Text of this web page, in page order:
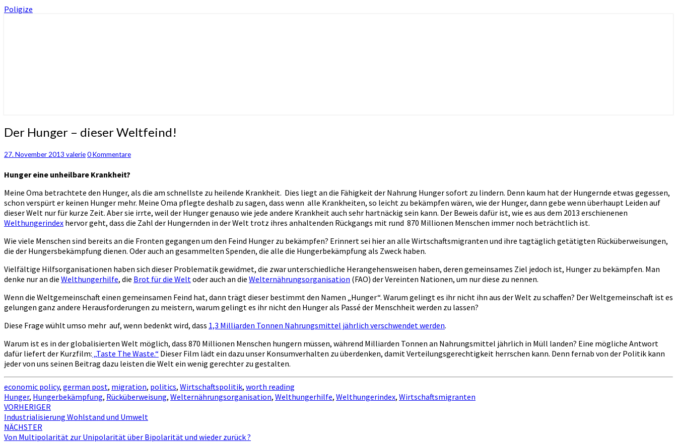
Poligize
Der
Hunger
dieser
Der Hunger – dieser Weltfeind!
27. November 2013 valerieKommentare
0 Kommentare
Hunger eine unheilbare Krankheit?
Meine Oma betrachtete den Hunger, als die am schnellste zu heilende Krankheit. Dies liegt an die Fähigkeit der Nahrung Hunger sofort zu lindern. Denn kaum hat der Hungernde etwas gegessen,
schon verspürt er keinen Hunger mehr. Meine Oma pflegte deshalb zu sagen, dass wenn alle Krankheiten, so leicht zu bekämpfen wären, wie der Hunger, dann gebe wenn überhaupt Leiden auf
dieser Welt nur für kurze Zeit. Aber sie irrte, weil der Hunger genauso wie jede andere Krankheit auch sehr hartnäckig sein kann. Der Beweis dafür ist, wie es aus dem 2013 erschienenen
Welthungerindex hervor geht, dass die Zahl der Hungernden in der Welt trotz ihres anhaltenden Rückgangs mit rund 870 Millionen Menschen immer noch beträchtlich ist.
Wie viele Menschen sind bereits an die Fronten gegangen um den Feind Hunger zu bekämpfen? Erinnert sei hier an alle Wirtschaftsmigranten und ihre tagtäglich getätigten Rücküberweisungen,
die der Hungersbekämpfung dienen. Oder auch an gesammelten Spenden, die alle die Hungerbekämpfung als Zweck haben.
Vielfältige Hilfsorganisationen haben sich dieser Problematik gewidmet, die zwar unterschiedliche Herangehensweisen haben, deren gemeinsames Ziel jedoch ist, Hunger zu bekämpfen. Man
denke nur an die Welthungerhilfe, die Brot für die Weltoder auch an die Welternährungsorganisation (FAO) der Vereinten Nationen, um nur diese zu nennen.
Wenn die Weltgemeinschaft einen gemeinsamen Feind hat, dann trägt dieser bestimmt den Namen „Hunger“. Warum gelingt es ihr nicht ihn aus der Welt zu schaffen? Der Weltgemeinschaft ist es
gelungen ganz andere Herausforderungen zu meistern, warum gelingt es ihr nicht den Hunger als Passé der Menschheit werden zu lassen?
Diese Frage wühlt umso mehr auf, wenn bedenkt wird, dass 1,3 Milliarden Tonnen Nahrungsmittel jährlich verschwendet werden.
Warum ist es in der globalisierten Welt möglich, dass 870 Millionen Menschen hungern müssen, während Milliarden Tonnen an Nahrungsmittel jährlich in Müll landen? Eine mögliche Antwort
dafür liefert der Kurzfilm: „Taste The Waste.“ Dieser Film lädt ein dazu unser Konsumverhalten zu überdenken, damit Verteilungsgerechtigkeit herrschen kann. Denn fernab von der Politik kann
jeder von uns seinen Beitrag dazu leisten die Welt ein wenig gerechter zu gestalten.
economic policy, german post, migration, politics, Wirtschaftspolitik, worth reading
Hunger, Hungerbekämpfung, Rücküberweisung, Welternährungsorganisation, Welthungerhilfe, Welthungerindex, Wirtschaftsmigranten
Beitragsnavigation
VORHERIGER
Industrialisierung Wohlstand und Umwelt
NÄCHSTER
Von Multipolarität zur Unipolarität über Bipolarität und wieder zurück ?